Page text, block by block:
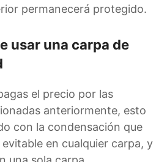
permanecerá protegido.
usar una carpa de
el precio por las
anteriormente, esto
con la condensación que
en cualquier carpa, y